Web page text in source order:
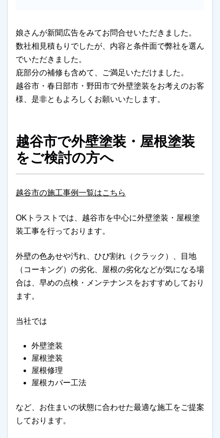
娘さんが新聞広告をみてお問合せいただきました。
数社相見積もりでしたが、内容と条件面で弊社を選ん
でいただきました。
庇部分の補修も含めて、ご満足いただけました。
越谷市・春日部市・野田市で外壁塗装をお考えのお客
様、是非ともよろしくお願いいたします。
越谷市で外壁塗装・屋根塗装
をご検討の方へ
越谷市の施工事例一覧はこちら
OKトラストでは、越谷市を中心に外壁塗装・屋根塗
装工事を行っております。
外壁の色あせや汚れ、ひび割れ（クラック）、目地
（コーキング）の劣化、屋根の劣化などが気になる場
合は、早めの点検・メンテナンスをおすすめしており
ます。
当社では
外壁塗装
屋根塗装
屋根修理
屋根カバー工法
など、お住まいの状態に合わせた最適な施工をご提案
しております。